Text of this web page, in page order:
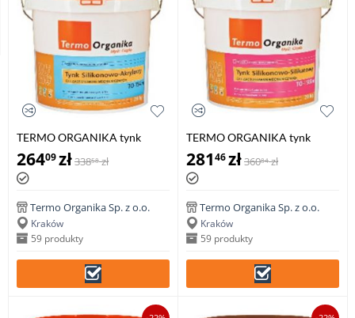
TERMO ORGANIKA tynk
silikonowo-akrylowy TO-TSAm
do aplikacji mechanicznej, 29
kg
26409zł33858 zł
Termo Organika Sp. z o.o.
Kraków
59 produkty
TERMO ORGANIKA tynk
silikonowo-silikatowy TO-
TSISIm do aplikacji
mechanicznej, 29 kg
28146zł36084 zł
Termo Organika Sp. z o.o.
Kraków
59 produkty